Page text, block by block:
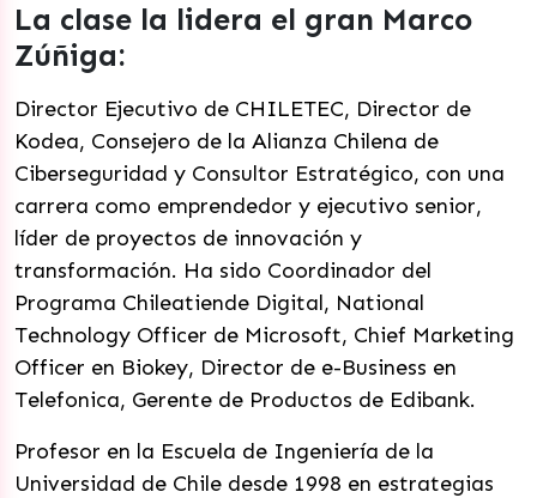
La clase la lidera el gran Marco
Zúñiga:
Director Ejecutivo de CHILETEC, Director de
Kodea, Consejero de la Alianza Chilena de
Ciberseguridad y Consultor Estratégico, con una
carrera como emprendedor y ejecutivo senior,
líder de proyectos de innovación y
transformación. Ha sido Coordinador del
Programa Chileatiende Digital, National
Technology Officer de Microsoft, Chief Marketing
Officer en Biokey, Director de e-Business en
Telefonica, Gerente de Productos de Edibank.
Profesor en la Escuela de Ingeniería de la
Universidad de Chile desde 1998 en estrategias